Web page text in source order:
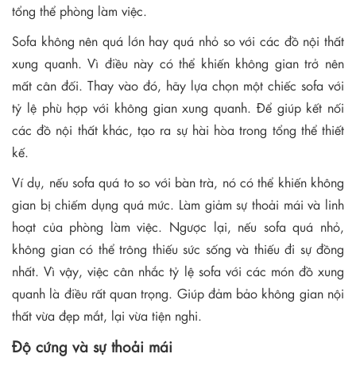
tổng thể phòng làm việc.
Sofa không nên quá lớn hay quá nhỏ so với các đồ nội thất
xung quanh. Vì điều này có thể khiến không gian trở nên
mất cân đối. Thay vào đó, hãy lựa chọn một chiếc sofa với
tỷ lệ phù hợp với không gian xung quanh. Để giúp kết nối
các đồ nội thất khác, tạo ra sự hài hòa trong tổng thể thiết
kế.
Ví dụ, nếu sofa quá to so với bàn trà, nó có thể khiến không
gian bị chiếm dụng quá mức. Làm giảm sự thoải mái và linh
hoạt của phòng làm việc. Ngược lại, nếu sofa quá nhỏ,
không gian có thể trông thiếu sức sống và thiếu đi sự đồng
nhất. Vì vậy, việc cân nhắc tỷ lệ sofa với các món đồ xung
quanh là điều rất quan trọng. Giúp đảm bảo không gian nội
thất vừa đẹp mắt, lại vừa tiện nghi.
Độ cứng và sự thoải mái